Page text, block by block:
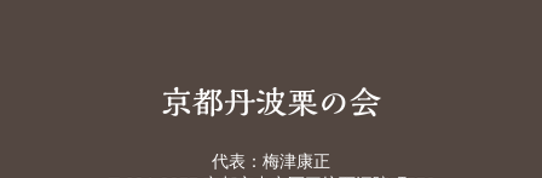
代表：梅津康正